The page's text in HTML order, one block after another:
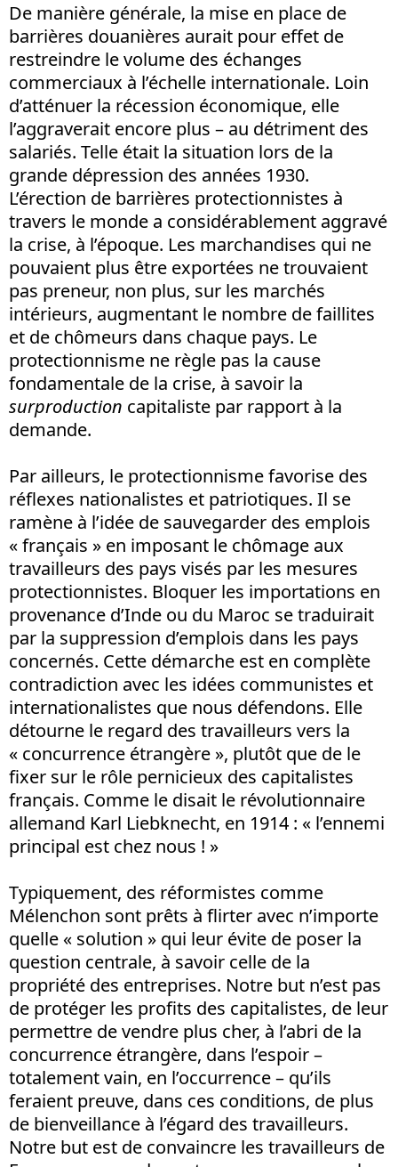
De manière générale, la mise en place de
barrières douanières aurait pour effet de
restreindre le volume des échanges
commerciaux à l’échelle internationale. Loin
d’atténuer la récession économique, elle
l’aggraverait encore plus – au détriment des
salariés. Telle était la situation lors de la
grande dépression des années 1930.
L’érection de barrières protectionnistes à
travers le monde a considérablement aggravé
la crise, à l’époque. Les marchandises qui ne
pouvaient plus être exportées ne trouvaient
pas preneur, non plus, sur les marchés
intérieurs, augmentant le nombre de faillites
et de chômeurs dans chaque pays. Le
protectionnisme ne règle pas la cause
fondamentale de la crise, à savoir la
surproduction capitaliste par rapport à la
demande.
Par ailleurs, le protectionnisme favorise des
réflexes nationalistes et patriotiques. Il se
ramène à l’idée de sauvegarder des emplois
« français » en imposant le chômage aux
travailleurs des pays visés par les mesures
protectionnistes. Bloquer les importations en
provenance d’Inde ou du Maroc se traduirait
par la suppression d’emplois dans les pays
concernés. Cette démarche est en complète
contradiction avec les idées communistes et
internationalistes que nous défendons. Elle
détourne le regard des travailleurs vers la
« concurrence étrangère », plutôt que de le
fixer sur le rôle pernicieux des capitalistes
français. Comme le disait le révolutionnaire
allemand Karl Liebknecht, en 1914 : « l’ennemi
principal est chez nous ! »
Typiquement, des réformistes comme
Mélenchon sont prêts à flirter avec n’importe
quelle « solution » qui leur évite de poser la
question centrale, à savoir celle de la
propriété des entreprises. Notre but n’est pas
de protéger les profits des capitalistes, de leur
permettre de vendre plus cher, à l’abri de la
concurrence étrangère, dans l’espoir –
totalement vain, en l’occurrence – qu’ils
feraient preuve, dans ces conditions, de plus
de bienveillance à l’égard des travailleurs.
Notre but est de convaincre les travailleurs de